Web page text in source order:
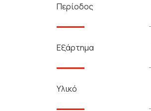
Περίοδος
Εξάρτημα
Υλικό